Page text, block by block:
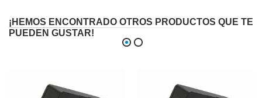
¡HEMOS ENCONTRADO OTROS PRODUCTOS QUE TE
PUEDEN GUSTAR!